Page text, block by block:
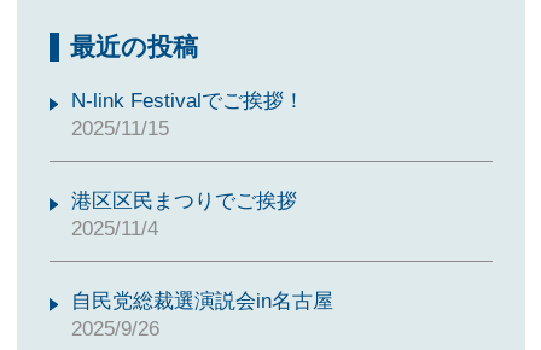
最近の投稿
N-link Festivalでご挨拶！
2025/11/15
港区区民まつりでご挨拶
2025/11/4
自民党総裁選演説会in名古屋
2025/9/26